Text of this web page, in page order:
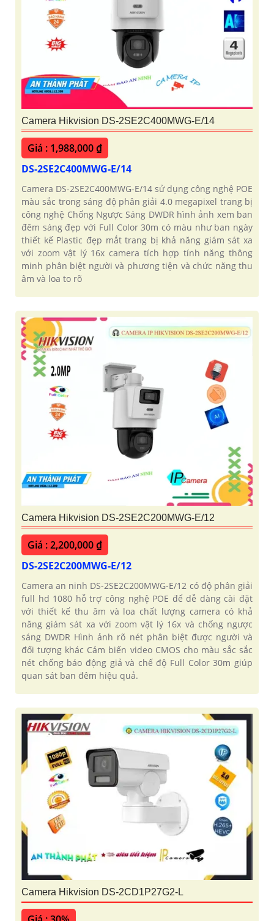
Camera Hikvision DS-2SE2C400MWG-E/14
Giá : 1,988,000 ₫
DS-2SE2C400MWG-E/14
Camera DS-2SE2C400MWG-E/14 sử dụng công nghệ POE
màu sắc trong sáng độ phân giải 4.0 megapixel trang bị
công nghệ Chống Ngược Sáng DWDR hình ảnh xem ban
đêm sáng đẹp với Full Color 30m có màu như ban ngày
thiết kế Plastic đẹp mắt trang bị khả năng giám sát xa
với zoom vật lý 16x camera tích hợp tính năng thông
minh phân biệt người và phương tiện và chức năng thu
âm và loa to rõ
Camera Hikvision DS-2SE2C200MWG-E/12
Giá : 2,200,000 ₫
DS-2SE2C200MWG-E/12
Camera an ninh DS-2SE2C200MWG-E/12 có độ phân giải
full hd 1080 hỗ trợ công nghệ POE để dễ dàng cài đặt
với thiết kế thu âm và loa chất lượng camera có khả
năng giám sát xa với zoom vật lý 16x và chống ngược
sáng DWDR Hình ảnh rõ nét phân biệt được người và
đối tượng khác Cảm biến video CMOS cho màu sắc sắc
nét chống báo động giả và chế độ Full Color 30m giúp
quan sát ban đêm hiệu quả.
Camera Hikvision DS-2CD1P27G2-L